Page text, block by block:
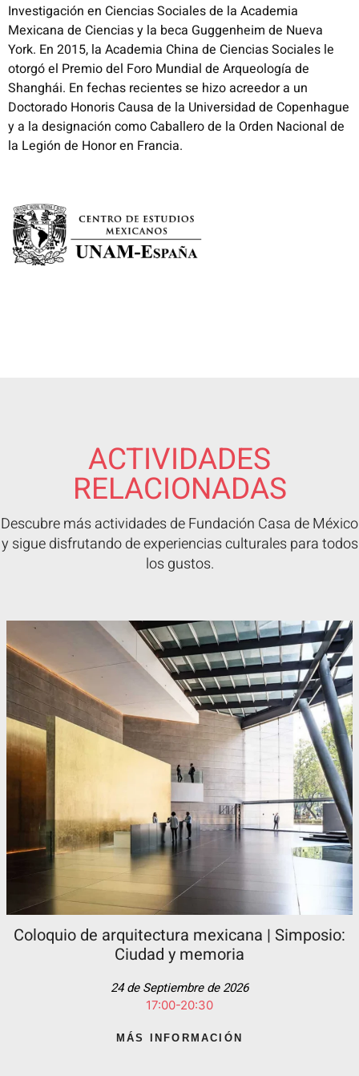
Investigación en Ciencias Sociales de la Academia
Mexicana de Ciencias y la beca Guggenheim de Nueva
York. En 2015, la Academia China de Ciencias Sociales le
otorgó el Premio del Foro Mundial de Arqueología de
Shanghái. En fechas recientes se hizo acreedor a un
Doctorado Honoris Causa de la Universidad de Copenhague
y a la designación como Caballero de la Orden Nacional de
la Legión de Honor en Francia.
ACTIVIDADES
RELACIONADAS
Descubre más actividades de Fundación Casa de México
y sigue disfrutando de experiencias culturales para todos
los gustos.
Coloquio de arquitectura mexicana | Simposio:
Ciudad y memoria
24 de Septiembre de 2026
17:00-20:30
MÁS INFORMACIÓN